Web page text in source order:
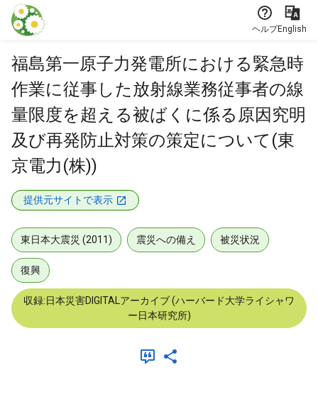
本文に飛ぶ
ヘルプEnglish
福島第一原子力発電所における緊急時
作業に従事した放射線業務従事者の線
量限度を超える被ばくに係る原因究明
及び再発防止対策の策定について(東
京電力(株))
提供元サイトで表示
東日本大震災 (2011) 震災への備え 被災状況
復興
収録:日本災害DIGITALアーカイブ (ハーバード大学ライシャワ
ー日本研究所)